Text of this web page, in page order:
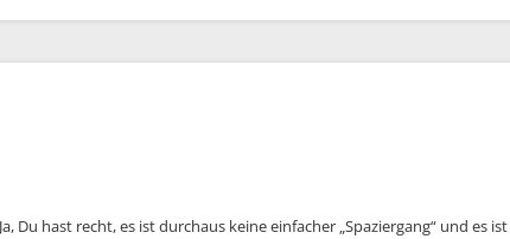
Du hast recht, es ist durchaus keine einfacher „Spaziergang“ und es